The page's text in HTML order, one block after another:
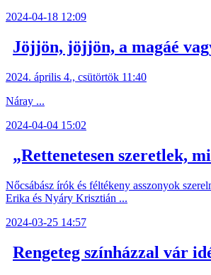
2024-04-18 12:09
Jöjjön, jöjjön, a magáé
2024. április 4., csütörtök 11:40
Náray ...
2024-04-04 15:02
„Rettenetesen szeretlek,
Nőcsábász írók és féltékeny asszonyok
Erika és Nyáry Krisztián ...
2024-03-25 14:57
Rengeteg színházzal vár